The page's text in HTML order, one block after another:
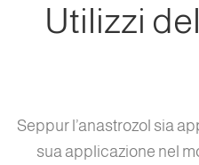
Utilizzi
Seppur l’anastrozol sia
sua applicazione nel